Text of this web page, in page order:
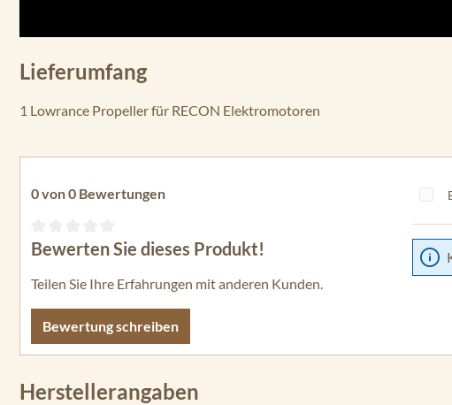
Lieferumfang
1 Lowrance Propeller für RECON Elektromotoren
0 von 0 Bewertungen
Durchschnittliche Bewertung von 0 von 5 Sternen
Bewerten Sie dieses Produkt!
Teilen Sie Ihre Erfahrungen mit anderen Kunden.
Bewertung schreiben
Herstellerangaben